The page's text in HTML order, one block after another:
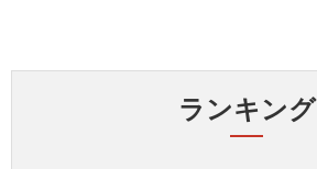
ランキング